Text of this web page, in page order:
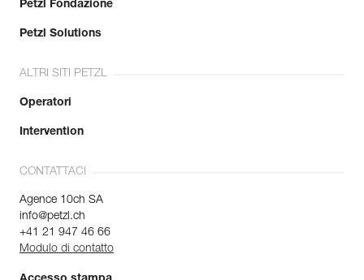
Petzl Fondazione
Petzl Solutions
ALTRI SITI PETZL
Operatori
Intervention
CONTATTACI
Agence 10ch SA
info@petzl.ch
+41 21 947 46 66
Modulo di contatto